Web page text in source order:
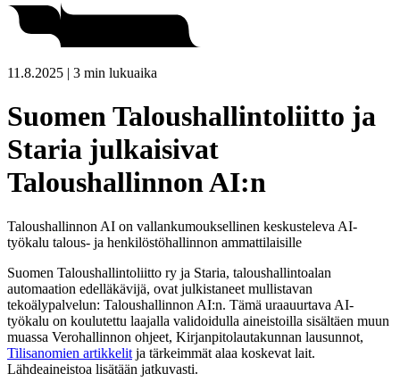
11.8.2025 | 3 min lukuaika
Suomen Taloushallintoliitto ja
Staria julkaisivat
Taloushallinnon AI:n
Taloushallinnon AI on vallankumouksellinen keskusteleva AI-
työkalu talous- ja henkilöstöhallinnon ammattilaisille
Suomen Taloushallintoliitto ry ja Staria, taloushallintoalan
automaation edelläkävijä, ovat julkistaneet mullistavan
tekoälypalvelun: Taloushallinnon AI:n. Tämä uraauurtava AI-
työkalu on koulutettu laajalla validoidulla aineistoilla sisältäen muun
muassa Verohallinnon ohjeet, Kirjanpitolautakunnan lausunnot,
Tilisanomien artikkelit ja tärkeimmät alaa koskevat lait.
Lähdeaineistoa lisätään jatkuvasti.